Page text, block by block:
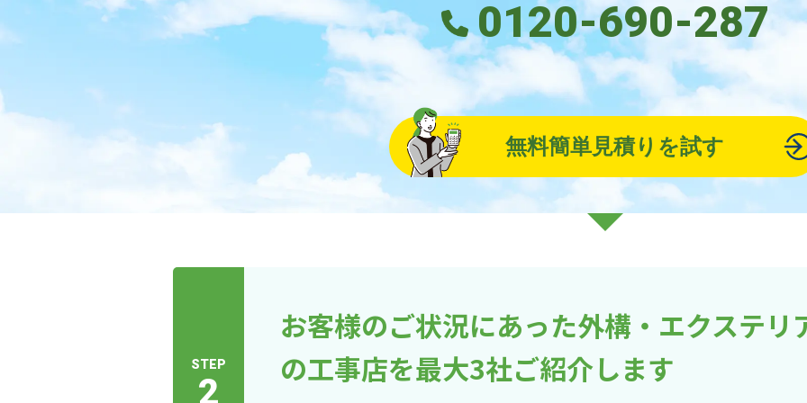
0120-690-287
無料簡単見積りを試す
STEP
2
お客様のご状況にあった外構・エクステリ
の工事店を最大3社ご紹介します